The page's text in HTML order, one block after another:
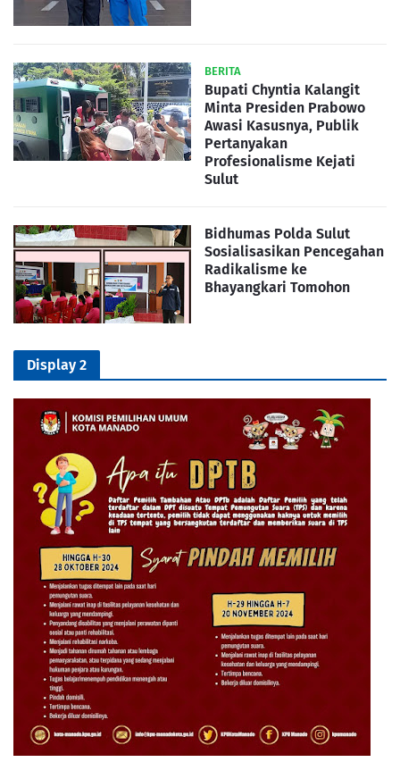
BERITA
Bupati Chyntia Kalangit
Minta Presiden Prabowo
Awasi Kasusnya, Publik
Pertanyakan
Profesionalisme Kejati
Sulut
Bidhumas Polda Sulut
Sosialisasikan Pencegahan
Radikalisme ke
Bhayangkari Tomohon
Display 2